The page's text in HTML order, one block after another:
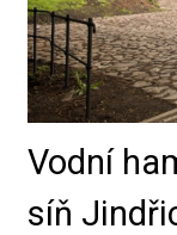
Vodní
síň